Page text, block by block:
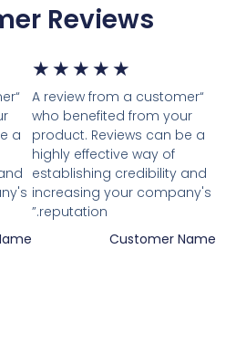
Reviews
★
★
★
★
★
5“A review from a customer
who benefited from your
product. Reviews can be a
highly effective way of
establishing credibility and
increasing your company's
reputation.”
Customer Name
a